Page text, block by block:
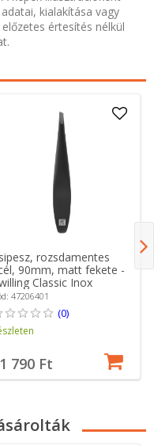
kialakítása vagy
értesítés nélkül
rozsdamentes
90mm, matt fekete -
Classic Inox
47206401
(0)
790 Ft